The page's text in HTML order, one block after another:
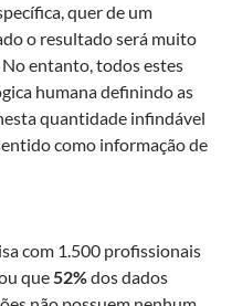
quer de um
o resultado será muito
entanto, todos estes
humana definindo as
quantidade infindável
como informação de
com 1.500 profissionais
que52%dos dados